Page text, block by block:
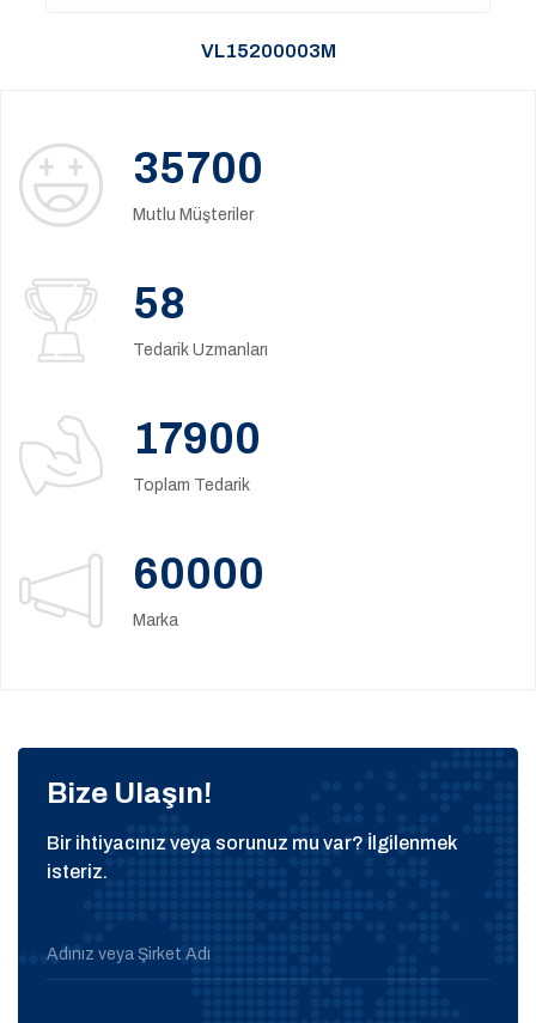
VL15200003M
35700
Mutlu Müşteriler
58
Tedarik Uzmanları
17900
Toplam Tedarik
60000
Marka
Bize Ulaşın!
Bir ihtiyacınız veya sorunuz mu var? İlgilenmek
isteriz.
Adınız veya Şirket Adı